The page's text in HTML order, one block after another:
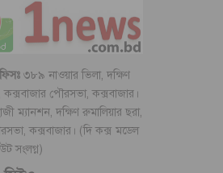
৩৮৯ নাওয়ার ভিলা, দক্ষিণ
কক্সবাজার পৌরসভা, কক্সবাজার।
ম্যানশন, দক্ষিণ রুমালিয়ার ছরা,
কক্সবাজার। (দি কক্স মডেল
সংলগ্ন)